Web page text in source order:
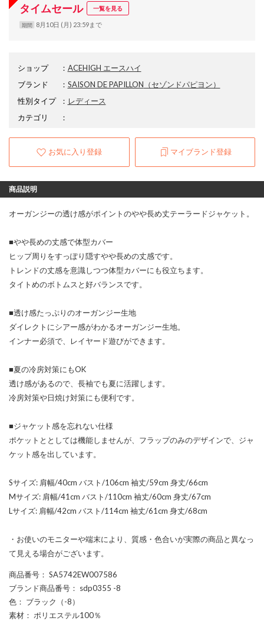
タイムセール 一覧を見る
期間 8月10日 (月) 23:59まで
ショップ ： ACEHIGH エースハイ
ブランド
： SAISON DE PAPILLON （セゾンドパピヨン）
性別タイプ
： レディース
カテゴリ
：
お気に入り登録 マイブランド登録
商品説明
オーガンジーの透け感がポイントのやや長め丈テーラードジャケット。
■やや長めの丈感で体型カバー
ヒップ周りをすっぽり隠すやや長めの丈感です。
トレンドの丈感を意識しつつ体型カバーにも役立ちます。
タイトめのボトムスと好バランスです。
■透け感たっぷりのオーガンジー生地
ダイレクトにシアー感がわかるオーガンジー生地。
インナー必須で、レイヤード遊びができます。
■夏の冷房対策にもOK
透け感があるので、長袖でも夏に活躍します。
冷房対策や日焼け対策にも便利です。
■ジャケット感を忘れない仕様
ポケットととしては機能しませんが、フラップのみのデザインで、ジャ
ケット感を出しています。
Sサイズ: 肩幅/40cm バスト/106cm 袖丈/59cm 身丈/66cm
Mサイズ: 肩幅/41cm バスト/110cm 袖丈/60cm 身丈/67cm
Lサイズ: 肩幅/42cm バスト/114cm 袖丈/61cm 身丈/68cm
・お使いのモニターや端末により、質感・色合いが実際の商品と異なっ
て見える場合がございます。
商品番号 ： SA5742EW007586
ブランド商品番号 ： sdp0355 -8
色 ： ブラック（-8）
素材 ： ポリエステル100％